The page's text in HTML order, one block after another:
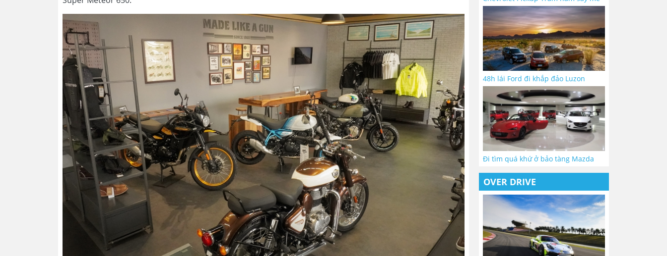
48h lái Ford đi khắp đảo Luzon
Đi tìm quá khứ ở bảo tàng Mazda
OVER DRIVE